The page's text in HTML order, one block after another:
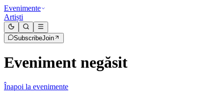
Evenimente
Artiști
SubscribeJoin
Eveniment negăsit
Înapoi la evenimente